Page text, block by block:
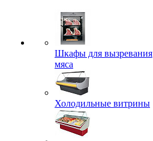
Шкафы для вызревания
мяса
Холодильные витрины